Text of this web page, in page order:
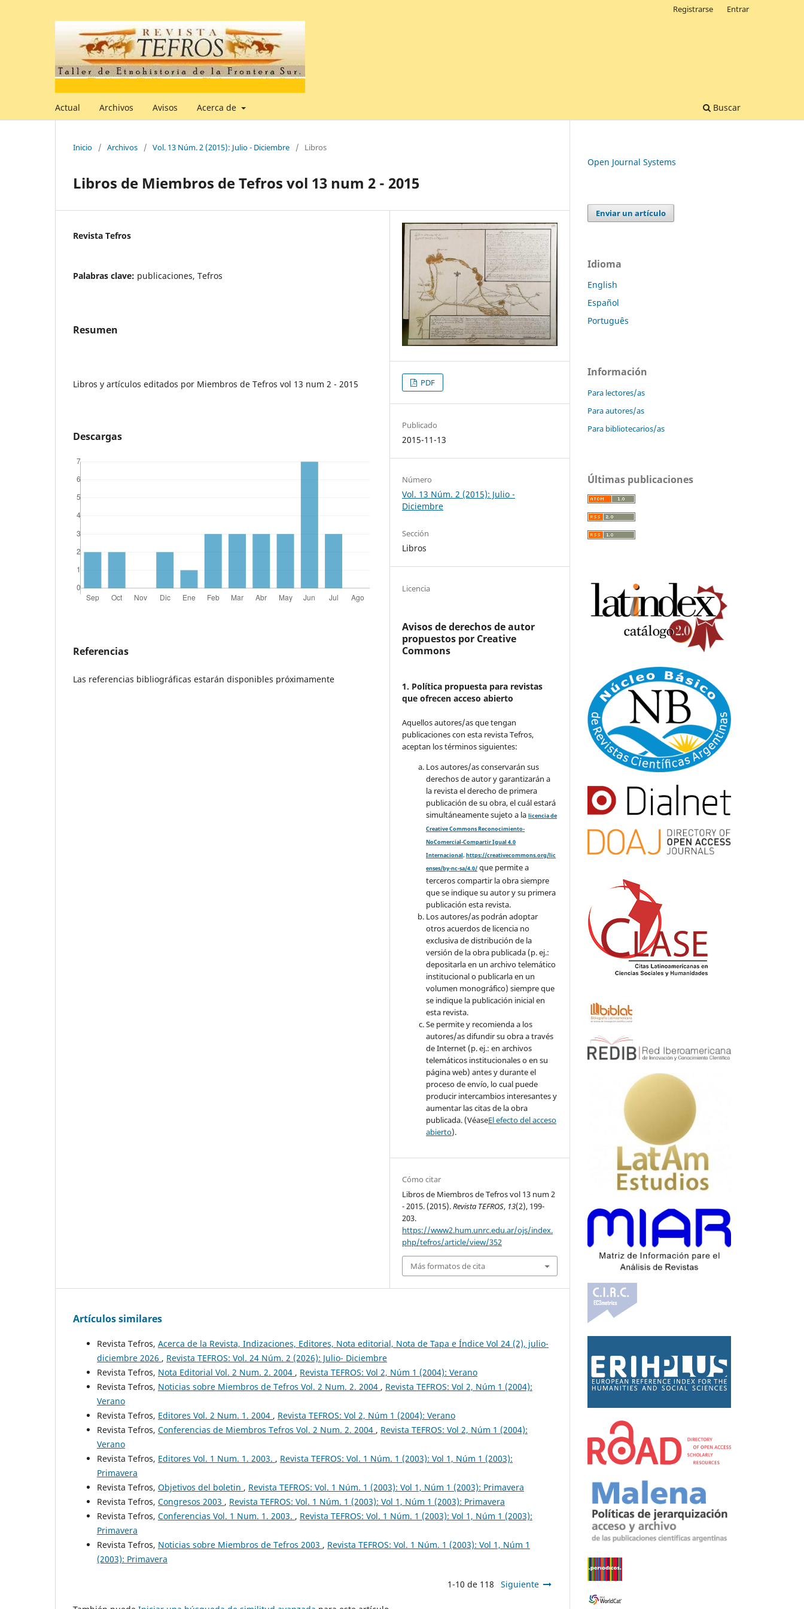
Actual Archivos Avisos Acerca de Buscar
Registrarse Entrar
Inicio / Archivos / Vol. 13 Núm. 2 (2015): Julio - Diciembre / Libros
Libros de Miembros de Tefros vol 13 num 2 - 2015
Revista Tefros
Palabras clave: publicaciones, Tefros
Resumen
Libros y artículos editados por Miembros de Tefros vol 13 num 2 - 2015
Descargas
Referencias
Las referencias bibliográficas estarán disponibles próximamente
PDF
Publicado
2015-11-13
Número
Vol. 13 Núm. 2 (2015): Julio -
Diciembre
Sección
Libros
Licencia
Avisos de derechos de autor
propuestos por Creative
Commons
1. Política propuesta para revistas
que ofrecen acceso abierto
Aquellos autores/as que tengan
publicaciones con esta revista Tefros,
aceptan los términos siguientes:
Los autores/as conservarán sus
derechos de autor y garantizarán a
la revista el derecho de primera
publicación de su obra, el cuál estará
simultáneamente sujeto a lalicencia de
Creative Commons Reconocimiento-
NoComercial-Compartir Igual 4.0
Internacional.https://creativecommons.org/lic
enses/by-nc-sa/4.0/ que permite a
terceros compartir la obra siempre
que se indique su autor y su primera
publicación esta revista.
Los autores/as podrán adoptar
otros acuerdos de licencia no
exclusiva de distribución de la
versión de la obra publicada (p. ej.:
depositarla en un archivo telemático
institucional o publicarla en un
volumen monográfico) siempre que
se indique la publicación inicial en
esta revista.
Se permite y recomienda a los
autores/as difundir su obra a través
de Internet (p. ej.: en archivos
telemáticos institucionales o en su
página web) antes y durante el
proceso de envío, lo cual puede
producir intercambios interesantes y
aumentar las citas de la obra
publicada. (VéaseEl efecto del acceso
abierto).
Cómo citar
Libros de Miembros de Tefros vol 13 num 2
- 2015. (2015).Revista TEFROS, 13(2), 199-
203.
https://www2.hum.unrc.edu.ar/ojs/index.
php/tefros/article/view/352
Más formatos de cita
Artículos similares
Revista Tefros, Acerca de la Revista, Indizaciones, Editores, Nota editorial, Nota de Tapa e Índice Vol 24 (2), julio-
diciembre 2026 , Revista TEFROS: Vol. 24 Núm. 2 (2026): Julio- Diciembre
Revista Tefros, Nota Editorial Vol. 2 Num. 2. 2004 , Revista TEFROS: Vol 2, Núm 1 (2004): Verano
Revista Tefros, Noticias sobre Miembros de Tefros Vol. 2 Num. 2. 2004 , Revista TEFROS: Vol 2, Núm 1 (2004):
Verano
Revista Tefros, Editores Vol. 2 Num. 1. 2004 , Revista TEFROS: Vol 2, Núm 1 (2004): Verano
Revista Tefros, Conferencias de Miembros Tefros Vol. 2 Num. 2. 2004 , Revista TEFROS: Vol 2, Núm 1 (2004):
Verano
Revista Tefros, Editores Vol. 1 Num. 1. 2003. , Revista TEFROS: Vol. 1 Núm. 1 (2003): Vol 1, Núm 1 (2003):
Primavera
Revista Tefros, Objetivos del boletin , Revista TEFROS: Vol. 1 Núm. 1 (2003): Vol 1, Núm 1 (2003): Primavera
Revista Tefros, Congresos 2003 , Revista TEFROS: Vol. 1 Núm. 1 (2003): Vol 1, Núm 1 (2003): Primavera
Revista Tefros, Conferencias Vol. 1 Num. 1. 2003. , Revista TEFROS: Vol. 1 Núm. 1 (2003): Vol 1, Núm 1 (2003):
Primavera
Revista Tefros, Noticias sobre Miembros de Tefros 2003 , Revista TEFROS: Vol. 1 Núm. 1 (2003): Vol 1, Núm 1
(2003): Primavera
1-10 de 118 Siguiente
Open Journal Systems
Enviar un artículo
Idioma
English
Español
Português
Información
Para lectores/as
Para autores/as
Para bibliotecarios/as
Últimas publicaciones